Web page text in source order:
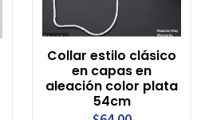
Collar estilo clásico
en capas en
aleación color plata
54cm